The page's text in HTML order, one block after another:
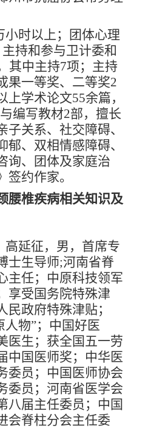
小时以上；团体心理
持和参与卫计委和
其中主持7项；主持
果一等奖、二等奖2
学术论文55余篇，
编写教材2部，擅长
子关系、社交障碍、
郁、双相情感障碍、
询、团体及家庭治
签约作家。
腰椎疾病相关知识及
高延征，男，首席专
士生导师;河南省脊
主任；中原科技领军
享受国务院特殊津
民政府特殊津贴；
人物”；中国好医
医生；获全国五一劳
中国医师奖；中华医
委员；中国医师协会
委员；河南省医学会
八届主任委员；中国
会脊柱分会主任委